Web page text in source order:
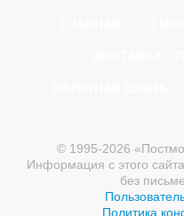
© 1995-2026
Информация с этого
без
Политика